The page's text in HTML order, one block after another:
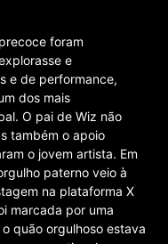
foram
e
e de performance,
dos mais
O pai de Wiz não
também o apoio
o jovem artista. Em
paterno veio à
na plataforma X
marcada por uma
quão orgulhoso estava